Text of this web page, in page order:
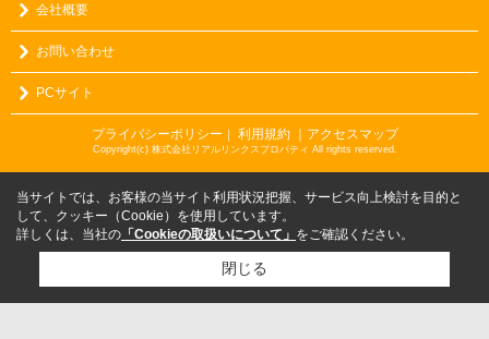
会社概要
お問い合わせ
PCサイト
プライバシーポリシー ｜ 利用規約 ｜アクセスマップ
Copyright(c) 株式会社リアルリンクスプロパティ All rights reserved.
当サイトでは、お客様の当サイト利用状況把握、サービス向上検討を目的と
して、クッキー（Cookie）を使用しています。
詳しくは、当社の 「Cookieの取扱いについて」 をご確認ください。
閉じる